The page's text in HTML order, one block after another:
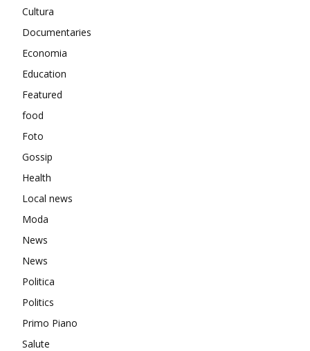
Cultura
Documentaries
Economia
Education
Featured
food
Foto
Gossip
Health
Local news
Moda
News
News
Politica
Politics
Primo Piano
Salute